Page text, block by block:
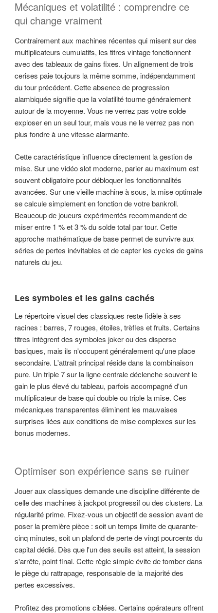
Mécaniques et volatilité : comprendre ce
qui change vraiment
Contrairement aux machines récentes qui misent sur des
multiplicateurs cumulatifs, les titres vintage fonctionnent
avec des tableaux de gains fixes. Un alignement de trois
cerises paie toujours la même somme, indépendamment
du tour précédent. Cette absence de progression
alambiquée signifie que la volatilité tourne généralement
autour de la moyenne. Vous ne verrez pas votre solde
exploser en un seul tour, mais vous ne le verrez pas non
plus fondre à une vitesse alarmante.
Cette caractéristique influence directement la gestion de
mise. Sur une vidéo slot moderne, parier au maximum est
souvent obligatoire pour débloquer les fonctionnalités
avancées. Sur une vieille machine à sous, la mise optimale
se calcule simplement en fonction de votre bankroll.
Beaucoup de joueurs expérimentés recommandent de
miser entre 1 % et 3 % du solde total par tour. Cette
approche mathématique de base permet de survivre aux
séries de pertes inévitables et de capter les cycles de gains
naturels du jeu.
Les symboles et les gains cachés
Le répertoire visuel des classiques reste fidèle à ses
racines : barres, 7 rouges, étoiles, trèfles et fruits. Certains
titres intègrent des symboles joker ou des disperse
basiques, mais ils n'occupent généralement qu'une place
secondaire. L'attrait principal réside dans la combinaison
pure. Un triple 7 sur la ligne centrale déclenche souvent le
gain le plus élevé du tableau, parfois accompagné d'un
multiplicateur de base qui double ou triple la mise. Ces
mécaniques transparentes éliminent les mauvaises
surprises liées aux conditions de mise complexes sur les
bonus modernes.
Optimiser son expérience sans se ruiner
Jouer aux classiques demande une discipline différente de
celle des machines à jackpot progressif ou des clusters. La
régularité prime. Fixez-vous un objectif de session avant de
poser la première pièce : soit un temps limite de quarante-
cinq minutes, soit un plafond de perte de vingt pourcents du
capital dédié. Dès que l'un des seuils est atteint, la session
s'arrête, point final. Cette règle simple évite de tomber dans
le piège du rattrapage, responsable de la majorité des
pertes excessives.
Profitez des promotions ciblées. Certains opérateurs offrent